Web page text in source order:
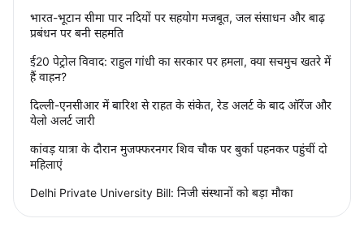
भारत-भूटान सीमा पार नदियों पर सहयोग मजबूत, जल संसाधन और बाढ़
प्रबंधन पर बनी सहमति
ई20 पेट्रोल विवाद: राहुल गांधी का सरकार पर हमला, क्या सचमुच खतरे में
हैं वाहन?
दिल्ली-एनसीआर में बारिश से राहत के संकेत, रेड अलर्ट के बाद ऑरेंज और
येलो अलर्ट जारी
कांवड़ यात्रा के दौरान मुजफ्फरनगर शिव चौक पर बुर्का पहनकर पहुंचीं दो
महिलाएं
Delhi Private University Bill: निजी संस्थानों को बड़ा मौका